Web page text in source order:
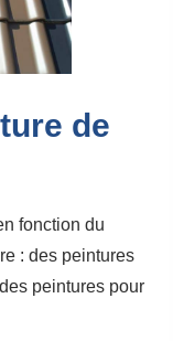
de
fonction du
: des peintures
peintures pour